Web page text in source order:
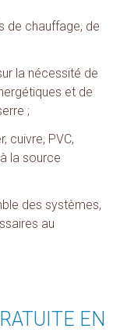
de chauffage, de
la nécessité de
et de
;
cuivre, PVC,
la source
des systèmes,
au
EN